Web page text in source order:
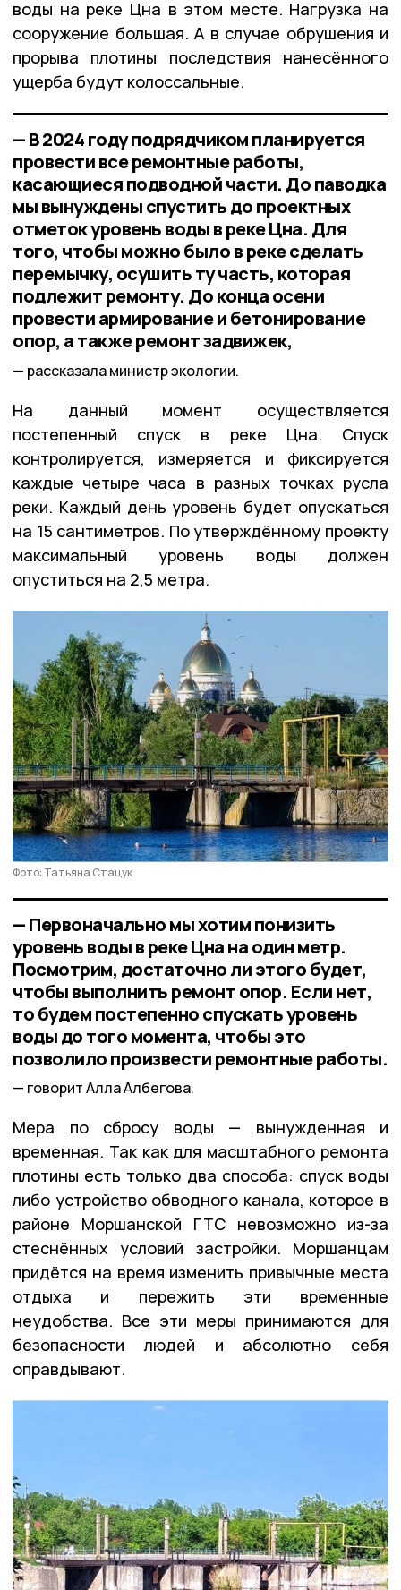
воды на реке Цна в этом месте. Нагрузка на
сооружение большая. А в случае обрушения и
прорыва плотины последствия нанесённого
ущерба будут колоссальные.
— В 2024 году подрядчиком планируется
провести все ремонтные работы,
касающиеся подводной части. До паводка
мы вынуждены спустить до проектных
отметок уровень воды в реке Цна. Для
того, чтобы можно было в реке сделать
перемычку, осушить ту часть, которая
подлежит ремонту. До конца осени
провести армирование и бетонирование
опор, а также ремонт задвижек,
рассказала министр экологии.
На данный момент осуществляется
постепенный спуск в реке Цна. Спуск
контролируется, измеряется и фиксируется
каждые четыре часа в разных точках русла
реки. Каждый день уровень будет опускаться
на 15 сантиметров. По утверждённому проекту
максимальный уровень воды должен
опуститься на 2,5 метра.
Фото: Татьяна Стацук
— Первоначально мы хотим понизить
уровень воды в реке Цна на один метр.
Посмотрим, достаточно ли этого будет,
чтобы выполнить ремонт опор. Если нет,
то будем постепенно спускать уровень
воды до того момента, чтобы это
позволило произвести ремонтные работы.
говорит Алла Албегова.
Мера по сбросу воды — вынужденная и
временная. Так как для масштабного ремонта
плотины есть только два способа: спуск воды
либо устройство обводного канала, которое в
районе Моршанской ГТС невозможно из-за
стеснённых условий застройки. Моршанцам
придётся на время изменить привычные места
отдыха и пережить эти временные
неудобства. Все эти меры принимаются для
безопасности людей и абсолютно себя
оправдывают.